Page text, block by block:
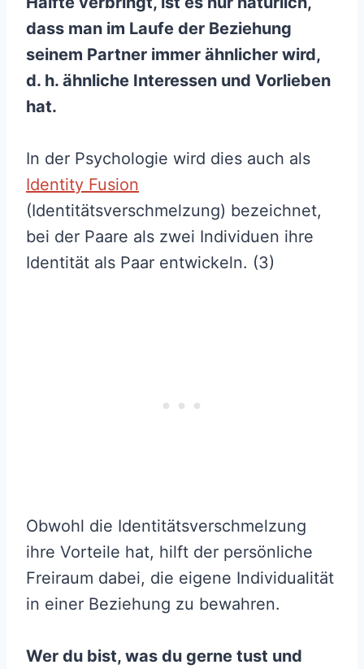
dass man im Laufe der Beziehung
seinem Partner immer ähnlicher wird,
d. h. ähnliche Interessen und Vorlieben
hat.
In der Psychologie wird dies auch als
Identity Fusion
(Identitätsverschmelzung) bezeichnet,
bei der Paare als zwei Individuen ihre
Identität als Paar entwickeln. (3)
Obwohl die Identitätsverschmelzung
ihre Vorteile hat, hilft der persönliche
Freiraum dabei, die eigene Individualität
in einer Beziehung zu bewahren.
Wer du bist, was du gerne tust und